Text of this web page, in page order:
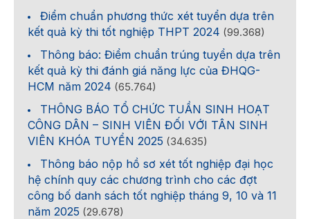
Điểm chuẩn phương thức xét tuyển dựa trên
kết quả kỳ thi tốt nghiệp THPT 2024 (99.368)
Thông báo: Điểm chuẩn trúng tuyển dựa trên
kết quả kỳ thi đánh giá năng lực của ĐHQG-
HCM năm 2024 (65.764)
THÔNG BÁO TỔ CHỨC TUẦN SINH HOẠT
CÔNG DÂN – SINH VIÊN ĐỐI VỚI TÂN SINH
VIÊN KHÓA TUYỂN 2025 (34.635)
Thông báo nộp hồ sơ xét tốt nghiệp đại học
hệ chính quy các chương trình cho các đợt
công bố danh sách tốt nghiệp tháng 9, 10 và 11
năm 2025 (29.678)